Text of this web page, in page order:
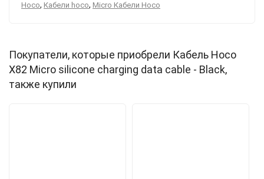
Hoco, Кабели hoco, Micro Кабели Hoco
Покупатели, которые приобрели Кабель Hoco
X82 Micro silicone charging data cable - Black,
также купили